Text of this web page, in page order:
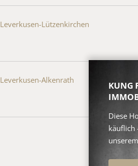
Leverkusen-Lützenkirchen
Leverkusen-Alkenrath
KUNG
Diese
käuflich